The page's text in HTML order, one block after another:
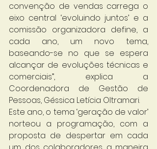
convenção de vendas carrega o
eixo central ‘evoluindo juntos’ e a
comissão organizadora define, a
cada ano, um novo tema,
baseando-se no que se espera
alcançar de evoluções técnicas e
comerciais”, explica a
Coordenadora de Gestão de
Pessoas, Géssica Letícia Oltramari.
Este ano, o tema ‘geração de valor’
norteou a programação, com a
proposta de despertar em cada